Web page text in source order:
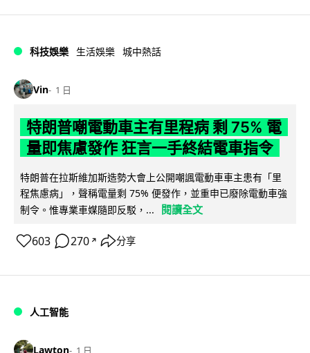
科技娛樂 生活娛樂 城中熱話
Vin 1 日
特朗普嘲電動車主有里程病 剩 75% 電
量即焦慮發作 狂言一手終結電車指令
特朗普在拉斯維加斯造勢大會上公開嘲諷電動車車主患有「里
程焦慮病」，聲稱電量剩 75% 便發作，並重申已廢除電動車強
制令。惟專業車媒隨即反駁，...
閱讀全文
603 270 ↗ 分享
人工智能
Lawton 1 日